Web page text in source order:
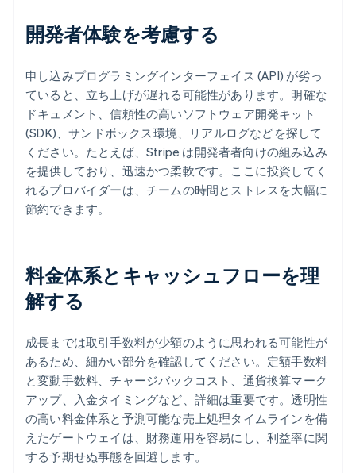
開発者体験を考慮する
申し込みプログラミングインターフェイス (API) が劣っ
ていると、立ち上げが遅れる可能性があります。明確な
ドキュメント、信頼性の高いソフトウェア開発キット
(SDK)、サンドボックス環境、リアルログなどを探して
ください。たとえば、Stripe は開発者者向けの組み込み
を提供しており、迅速かつ柔軟です。ここに投資してく
れるプロバイダーは、チームの時間とストレスを大幅に
節約できます。
料金体系とキャッシュフローを理
解する
成長までは取引手数料が少額のように思われる可能性が
あるため、細かい部分を確認してください。定額手数料
と変動手数料、チャージバックコスト、通貨換算マーク
アップ、入金タイミングなど、詳細は重要です。透明性
の高い料金体系と予測可能な売上処理タイムラインを備
えたゲートウェイは、財務運用を容易にし、利益率に関
する予期せぬ事態を回避します。